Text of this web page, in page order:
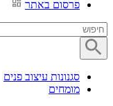
פרסום באתר
סגנונות עיצוב פנים
מומחים